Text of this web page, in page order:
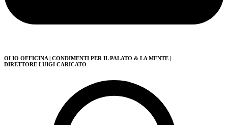
OLIO OFFICINA | CONDIMENTI PER IL PALATO & LA MENTE |
DIRETTORE LUIGI CARICATO